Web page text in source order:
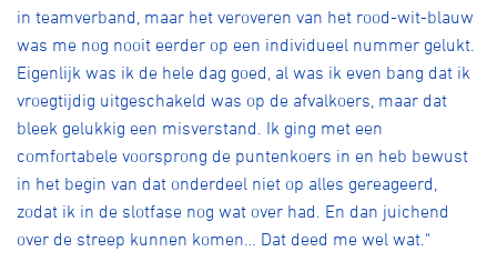
in teamverband, maar het veroveren van het rood-wit-blauw
was me nog nooit eerder op een individueel nummer gelukt.
Eigenlijk was ik de hele dag goed, al was ik even bang dat ik
vroegtijdig uitgeschakeld was op de afvalkoers, maar dat
bleek gelukkig een misverstand. Ik ging met een
comfortabele voorsprong de puntenkoers in en heb bewust
in het begin van dat onderdeel niet op alles gereageerd,
zodat ik in de slotfase nog wat over had. En dan juichend
over de streep kunnen komen… Dat deed me wel wat."